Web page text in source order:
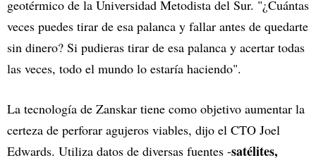
geotérmico de la Universidad Metodista del Sur. "¿Cuántas
veces puedes tirar de esa palanca y fallar antes de quedarte
sin dinero? Si pudieras tirar de esa palanca y acertar todas
las veces, todo el mundo lo estaría haciendo".
La tecnología de Zanskar tiene como objetivo aumentar la
certeza de perforar agujeros viables, dijo el CTO Joel
Edwards. Utiliza datos de diversas fuentes -satélites,